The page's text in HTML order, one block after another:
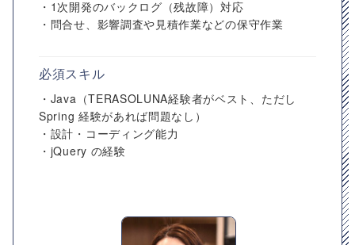
・1次開発のバックログ（残故障）対応
・問合せ、影響調査や見積作業などの保守作業
必須スキル
・Java（TERASOLUNA経験者がベスト、ただし
Spring 経験があれば問題なし）
・設計・コーディング能力
・jQuery の経験